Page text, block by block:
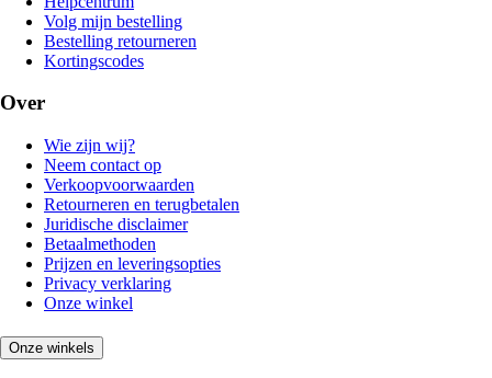
Volg mijn bestelling
Bestelling retourneren
Kortingscodes
Over
Wie zijn wij?
Neem contact op
Verkoopvoorwaarden
Retourneren en terugbetalen
Juridische disclaimer
Betaalmethoden
Prijzen en leveringsopties
Privacy verklaring
Onze winkel
Onze winkels